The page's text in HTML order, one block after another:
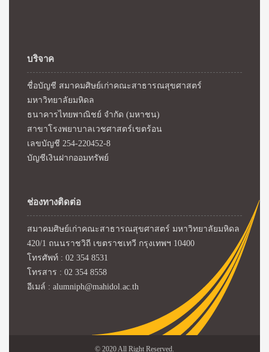
บริจาค
ชื่อบัญชี สมาคมศิษย์เก่าคณะสาธารณสุขศาสตร์
มหาวิทยาลัยมหิดล
ธนาคารไทยพาณิชย์ จำกัด (มหาชน)
สาขาโรงพยาบาลเวชศาสตร์เขตร้อน
เลขบัญชี 254-220452-8
บัญชีเงินฝากออมทรัพย์
ช่องทางติดต่อ
สมาคมศิษย์เก่าคณะสาธารณสุขศาสตร์ มหาวิทยาลัยมหิดล
420/1 ถนนราชวิถี เขตราชเทวี กรุงเทพฯ 10400
โทรศัพท์ : 02 354 8531
โทรสาร : 02 354 8558
อีเมล์ : alumniph@mahidol.ac.th
© 2020 All Right Reserved.